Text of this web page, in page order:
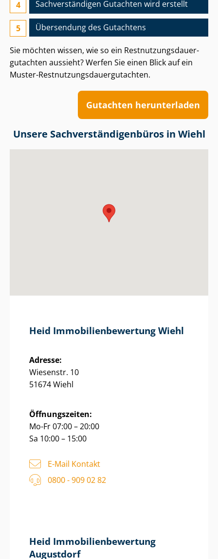
Sach­ver­stän­di­gen Gutachten wird erstellt
Übersendung des Gutachtens
Sie möchten wissen, wie so ein Rest­nut­zungs­dau­er­
gut­ach­ten aussieht? Werfen Sie einen Blick auf ein
Muster-Rest­nut­zungs­dau­er­gut­ach­ten.
Gutachten herunterladen
Unsere Sach­ver­stän­di­gen­bü­ros in Wiehl
Heid Im­mo­bi­li­en­be­wer­tung Wiehl
Adresse:
Wiesenstr. 10
51674 Wiehl
Öffnungszeiten:
Mo-Fr 07:00 – 20:00
Sa 10:00 – 15:00
E-Mail Kontakt
0800 - 909 02 82
Heid Im­mo­bi­li­en­be­wer­tung
Augustdorf